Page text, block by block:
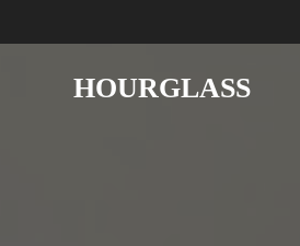
HOURGLASS